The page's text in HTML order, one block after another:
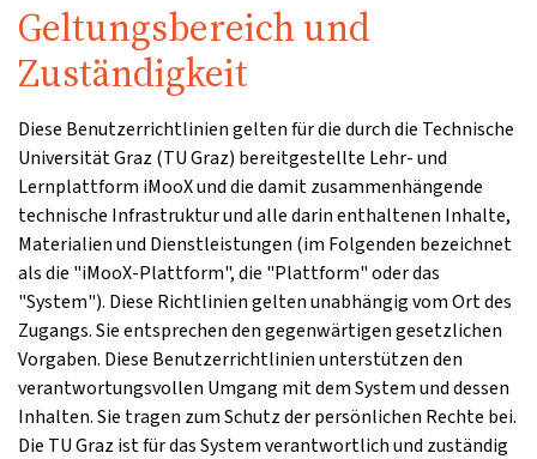
Geltungsbereich und
Zuständigkeit
Diese Benutzerrichtlinien gelten für die durch die Technische
Universität Graz (TU Graz) bereitgestellte Lehr- und
Lernplattform iMooX und die damit zusammenhängende
technische Infrastruktur und alle darin enthaltenen Inhalte,
Materialien und Dienstleistungen (im Folgenden bezeichnet
als die "iMooX-Plattform", die "Plattform" oder das
"System"). Diese Richtlinien gelten unabhängig vom Ort des
Zugangs. Sie entsprechen den gegenwärtigen gesetzlichen
Vorgaben. Diese Benutzerrichtlinien unterstützen den
verantwortungsvollen Umgang mit dem System und dessen
Inhalten. Sie tragen zum Schutz der persönlichen Rechte bei.
Die TU Graz ist für das System verantwortlich und zuständig